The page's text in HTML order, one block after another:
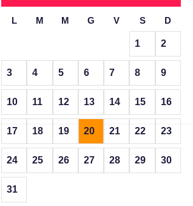
L M M G V S D
1 2
3 4 5 6 7 8 9
10 11 12 13 14 15 16
17 18 19 20 21 22 23
24 25 26 27 28 29 30
31